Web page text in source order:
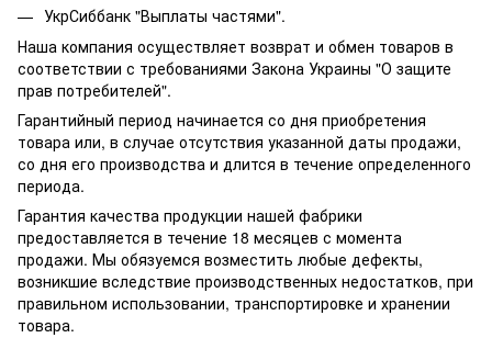
УкрСиббанк "Выплаты частями".
Наша компания осуществляет возврат и обмен товаров в
соответствии с требованиями Закона Украины "О защите
прав потребителей".
Гарантийный период начинается со дня приобретения
товара или, в случае отсутствия указанной даты продажи,
со дня его производства и длится в течение определенного
периода.
Гарантия качества продукции нашей фабрики
предоставляется в течение 18 месяцев с момента
продажи. Мы обязуемся возместить любые дефекты,
возникшие вследствие производственных недостатков, при
правильном использовании, транспортировке и хранении
товара.